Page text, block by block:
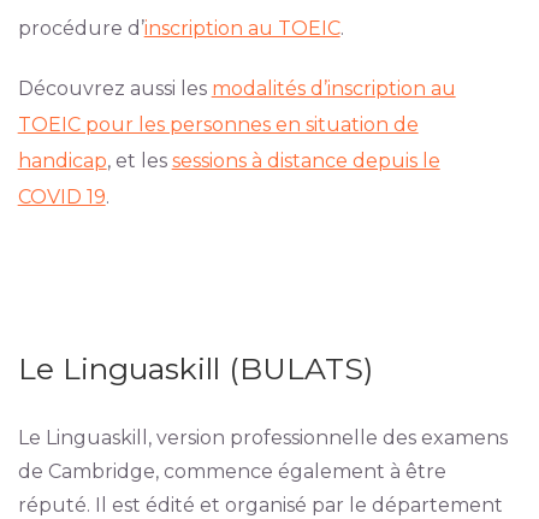
procédure d’inscription au TOEIC.
Découvrez aussi les modalités d’inscription au
TOEIC pour les personnes en situation de
handicap, et les sessions à distance depuis le
COVID 19.
Le Linguaskill (BULATS)
Le Linguaskill, version professionnelle des examens
de Cambridge, commence également à être
réputé. Il est édité et organisé par le département